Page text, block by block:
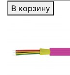
В корзину